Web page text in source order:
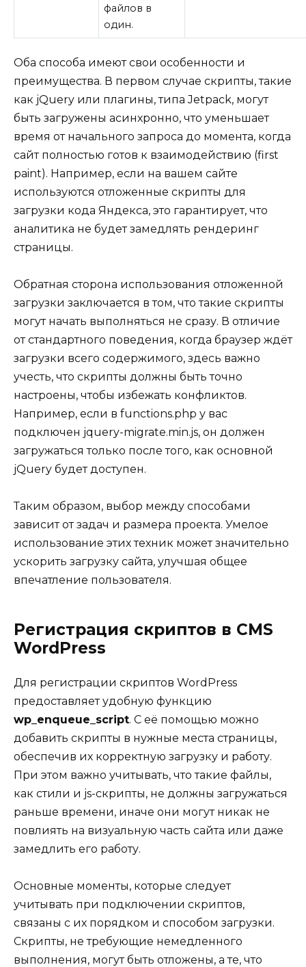
файлов в
один.
Оба способа имеют свои особенности и
преимущества. В первом случае скрипты, такие
как jQuery или плагины, типа Jetpack, могут
быть загружены асинхронно, что уменьшает
время от начального запроса до момента, когда
сайт полностью готов к взаимодействию (first
paint). Например, если на вашем сайте
используются отложенные скрипты для
загрузки кода Яндекса, это гарантирует, что
аналитика не будет замедлять рендеринг
страницы.
Обратная сторона использования отложенной
загрузки заключается в том, что такие скрипты
могут начать выполняться не сразу. В отличие
от стандартного поведения, когда браузер ждёт
загрузки всего содержимого, здесь важно
учесть, что скрипты должны быть точно
настроены, чтобы избежать конфликтов.
Например, если в functions.php у вас
подключен jquery-migrate.min.js, он должен
загружаться только после того, как основной
jQuery будет доступен.
Таким образом, выбор между способами
зависит от задач и размера проекта. Умелое
использование этих техник может значительно
ускорить загрузку сайта, улучшая общее
впечатление пользователя.
Регистрация скриптов в CMS
WordPress
Для регистрации скриптов WordPress
предоставляет удобную функцию
wp_enqueue_script. С её помощью можно
добавить скрипты в нужные места страницы,
обеспечив их корректную загрузку и работу.
При этом важно учитывать, что такие файлы,
как стили и js-скрипты, не должны загружаться
раньше времени, иначе они могут никак не
повлиять на визуальную часть сайта или даже
замедлить его работу.
Основные моменты, которые следует
учитывать при подключении скриптов,
связаны с их порядком и способом загрузки.
Скрипты, не требующие немедленного
выполнения, могут быть отложены, а те, что